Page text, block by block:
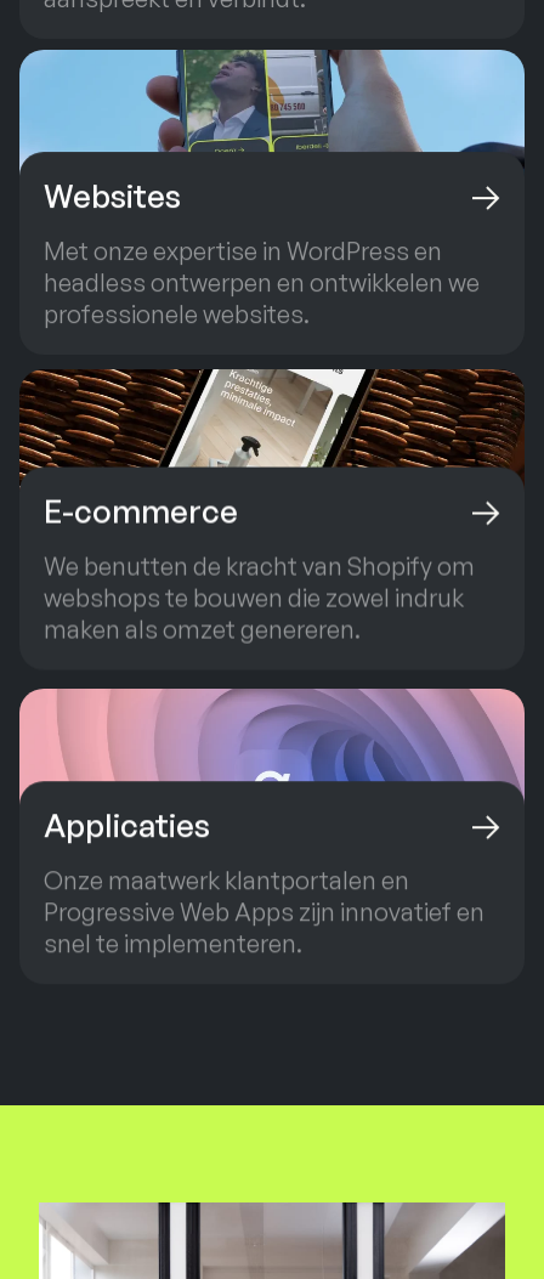
Websites
Met onze expertise in WordPress en
headless ontwerpen en ontwikkelen we
professionele websites.
E-commerce
We benutten de kracht van Shopify om
webshops te bouwen die zowel indruk
maken als omzet genereren.
Applicaties
Onze maatwerk klantportalen en
Progressive Web Apps zijn innovatief en
snel te implementeren.